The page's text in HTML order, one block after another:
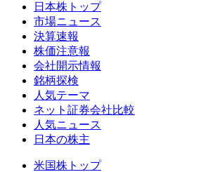
日本株トップ
市場ニュース
決算速報
株価注意報
会社開示情報
銘柄探検
人気テーマ
ネット証券会社比較
人気ニュース
日本の株主
米国株トップ